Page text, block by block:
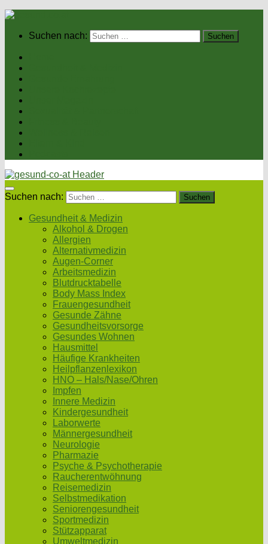
Suchen nach:
Suchen nach:
Gesundheit & Medizin
Alkohol & Drogen
Allergien
Alternativmedizin
Augen-Corner
Arbeitsmedizin
Blutdrucktabelle
Body Mass Index
Frauengesundheit
Gesunde Zähne
Gesundheitsvorsorge
Gesundes Wohnen
Hausmittel
Häufige Krankheiten
Heilpflanzenlexikon
HNO – Hals/Nase/Ohren
Impfen
Innere Medizin
Kindergesundheit
Laborwerte
Männergesundheit
Neurologie
Pharmazie
Psyche & Psychotherapie
Raucherentwöhnung
Reisemedizin
Selbstmedikation
Seniorengesundheit
Sportmedizin
Stützapparat
Umweltmedizin